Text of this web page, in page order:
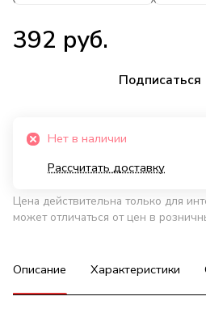
392 руб.
Подписаться
Нет в наличии
Рассчитать доставку
Цена действительна только для
может отличаться от цен в
Описание Характеристики